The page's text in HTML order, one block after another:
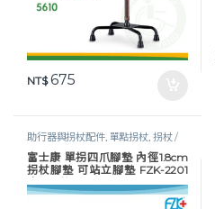
NT$675
助行器與拐杖配件, 單點拐杖 拐杖 /
助行器, 行動輔具
富士康 單拐四爪腳墊 內徑1.8cm
拐杖腳墊 可站立腳墊 FZK-2201
專用腳墊